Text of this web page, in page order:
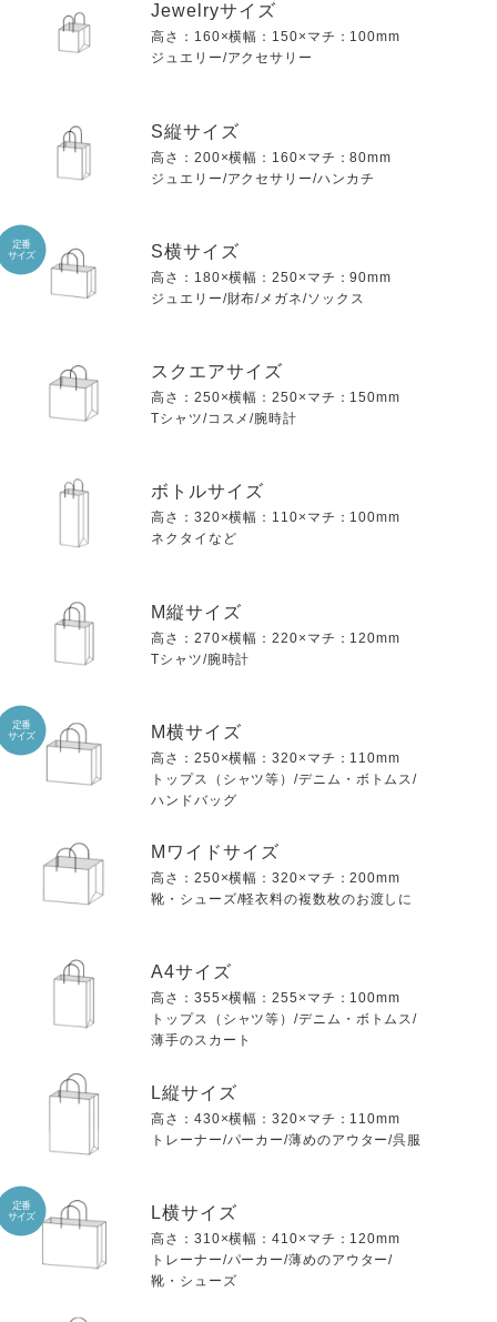
Jewelryサイズ
高さ：160×横幅：150×マチ：100mm
ジュエリー/アクセサリー
S縦サイズ
高さ：200×横幅：160×マチ：80mm
ジュエリー/アクセサリー/ハンカチ
定番
サイズ
S横サイズ
高さ：180×横幅：250×マチ：90mm
ジュエリー/財布/メガネ/ソックス
スクエアサイズ
高さ：250×横幅：250×マチ：150mm
Tシャツ/コスメ/腕時計
ボトルサイズ
高さ：320×横幅：110×マチ：100mm
ネクタイなど
M縦サイズ
高さ：270×横幅：220×マチ：120mm
Tシャツ/腕時計
定番
サイズ
M横サイズ
高さ：250×横幅：320×マチ：110mm
トップス（シャツ等）/デニム・ボトムス/
ハンドバッグ
Mワイドサイズ
高さ：250×横幅：320×マチ：200mm
靴・シューズ/軽衣料の複数枚のお渡しに
A4サイズ
高さ：355×横幅：255×マチ：100mm
トップス（シャツ等）/デニム・ボトムス/
薄手のスカート
L縦サイズ
高さ：430×横幅：320×マチ：110mm
トレーナー/パーカー/薄めのアウター/呉服
定番
サイズ
L横サイズ
高さ：310×横幅：410×マチ：120mm
トレーナー/パーカー/薄めのアウター/
靴・シューズ